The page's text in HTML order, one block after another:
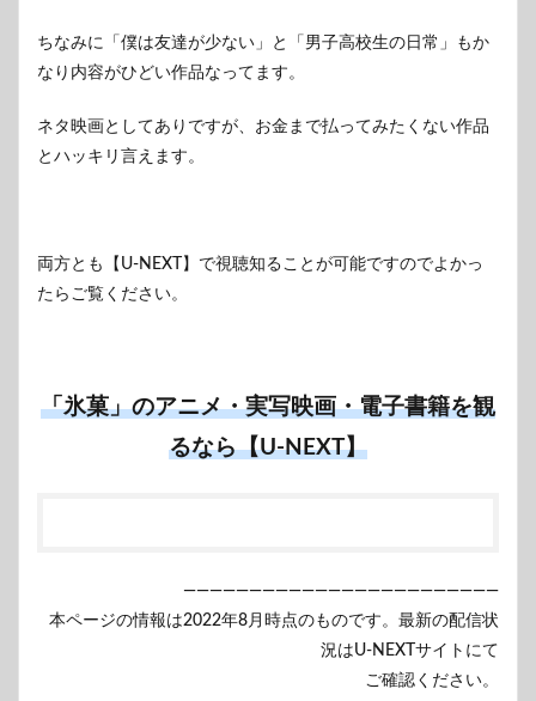
ちなみに「僕は友達が少ない」と「男子高校生の日常」もか
なり内容がひどい作品なってます。
ネタ映画としてありですが、お金まで払ってみたくない作品
とハッキリ言えます。
両方とも【U-NEXT】で視聴知ることが可能ですのでよかっ
たらご覧ください。
「氷菓」のアニメ・実写映画・電子書籍を観
るなら【U-NEXT】
————————————————————————
本ページの情報は2022年8月時点のものです。最新の配信状
況はU-NEXTサイトにて
ご確認ください。